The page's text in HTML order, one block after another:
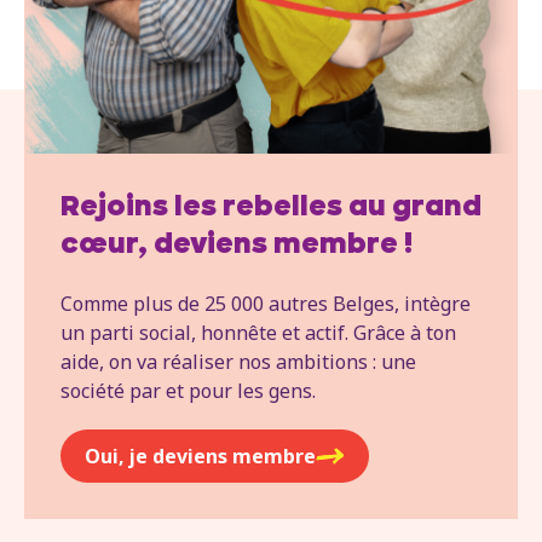
Rejoins les rebelles au grand
cœur, deviens membre !
Comme plus de 25 000 autres Belges, intègre
un parti social, honnête et actif. Grâce à ton
aide, on va réaliser nos ambitions : une
société par et pour les gens.
Oui, je deviens membre